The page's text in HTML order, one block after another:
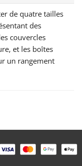
de quatre tailles
des
couvercles
et les boîtes
un rangement